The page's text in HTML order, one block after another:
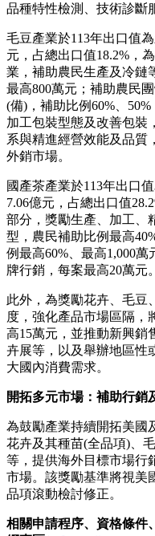
品種特性檢測、技術診斷
毛豆產業於113年出口值
元，占總出口值18.2%，
業，補助農民生產及冷鏈
最高800萬元；補助農民
(備)，補助比例60%、
加工包裝型態及改善包裝
系與精進經營效能及品質
外銷市場。
國產茶產業於113年出口
7.06億元，占總出口值
部分，獎勵生產、加工、
型，農民補助比例最高
例最高60%、最高1,000
牌行銷，每案最高20萬元。
此外，為獎勵花卉、毛豆
度，強化產品市場區隔，
高15萬元，並推動新興銷
卉展等，以及舉辦地區性
大國內消費需求。
開拓多元市場：補助行銷
為鼓勵產業持續開拓美國
花卉及其種苗(全品項)、
等，提供海外目標市場行
市場。該獎勵基準將視美
品項滾動檢討修正。
相關申請程序、資格條件